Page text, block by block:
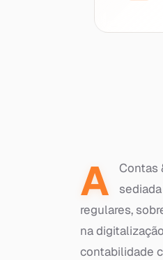
A
Contas
regulares,
na
contabilidade